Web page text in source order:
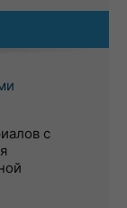
с